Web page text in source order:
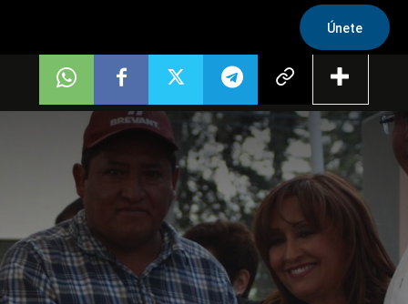
Únete